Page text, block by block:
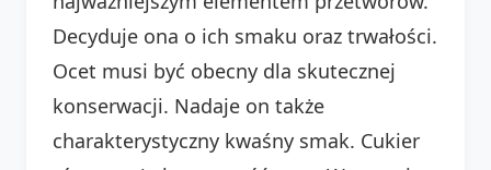
Decyduje ona o ich smaku oraz trwałości.
Ocet musi być obecny dla skutecznej
konserwacji. Nadaje on także
charakterystyczny kwaśny smak. Cukier